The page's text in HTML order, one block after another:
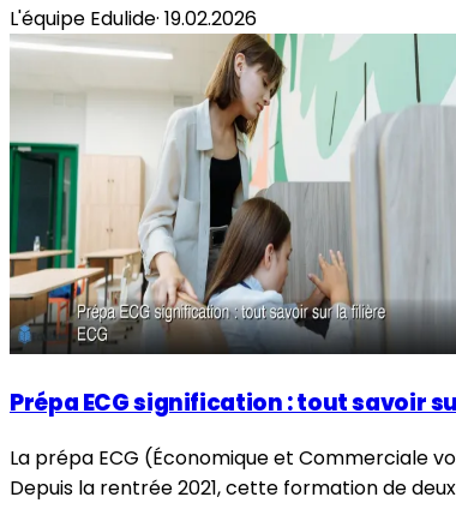
L'équipe Edulide· 19.02.2026
Prépa ECG signification : tout savoir
La prépa ECG (Économique et Commerciale
Depuis la rentrée 2021, cette formation de